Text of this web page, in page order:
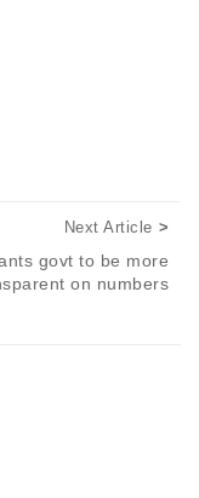
Next Article
govt to be more
on numbers